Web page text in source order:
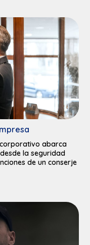
abarca
la seguridad
de un conserje